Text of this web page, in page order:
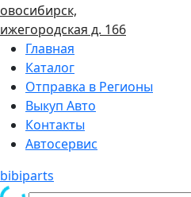
д. 166
Главная
Каталог
Отправка в Регионы
Выкуп Авто
Контакты
Автосервис
bibiparts